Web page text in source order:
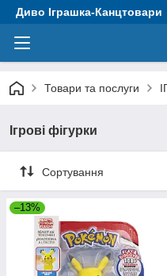
Диво Іграшка-Канцтовари
Товари та послуги
Ігрові фігурки
Сортування
–13%